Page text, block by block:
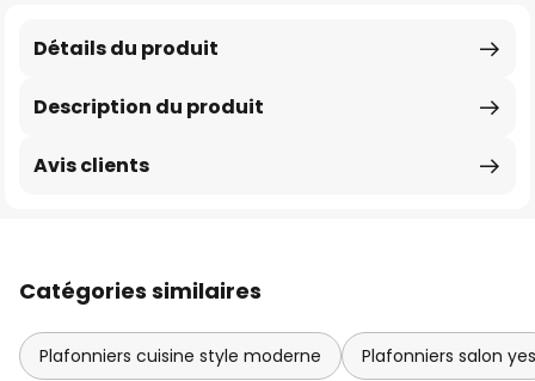
Description du produit
Détails du produit
Avis clients
Catégories similaires
Plafonniers cuisine style moderne Plafonniers salon yes